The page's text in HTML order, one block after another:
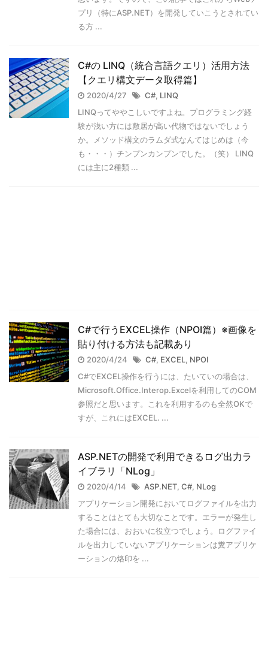
プリ（特にASP.NET）を開発していこうとされてい
る方 ...
C#の LINQ（統合言語クエリ）活用方法
【クエリ構文データ取得篇】
2020/4/27 C# LINQ
LINQってややこしいですよね。プログラミング経
験が浅い方には敷居が高い代物ではないでしょう
か。メソッド構文のラムダ式なんてはじめは（今
も・・・）チンプンカンプンでした。（笑） LINQ
には主に2種類 ...
C#で行うEXCEL操作（NPOI篇）※画像を
貼り付ける方法も記載あり
2020/4/24 C# EXCEL NPOI
C#でEXCEL操作を行うには、たいていの場合は、
Microsoft.Office.Interop.Excelを利用してのCOM
参照だと思います。これを利用するのも全然OKで
すが、これにはEXCEL. ...
ASP.NETの開発で利用できるログ出力ラ
イブラリ「NLog」
2020/4/14 ASP.NET C# NLog
アプリケーション開発においてログファイルを出力
することはとても大切なことです。エラーが発生し
た場合には、おおいに役立つでしょう。ログファイ
ルを出力していないアプリケーションは糞アプリケ
ーションの烙印を ...